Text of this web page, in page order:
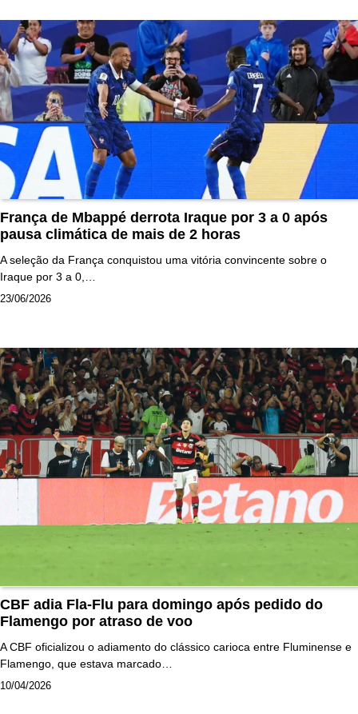
França de Mbappé derrota Iraque por 3 a 0 após
pausa climática de mais de 2 horas
A seleção da França conquistou uma vitória convincente sobre o
Iraque por 3 a 0,…
23/06/2026
CBF adia Fla-Flu para domingo após pedido do
Flamengo por atraso de voo
A CBF oficializou o adiamento do clássico carioca entre Fluminense e
Flamengo, que estava marcado…
10/04/2026